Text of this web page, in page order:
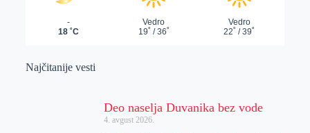
Najčitanije vesti
Deo naselja Duvanika bez vode
4. avgust 2026.